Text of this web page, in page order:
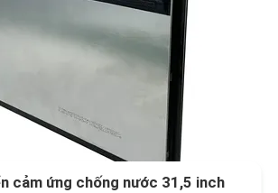
cảm ứng chống nước 31,5 inch